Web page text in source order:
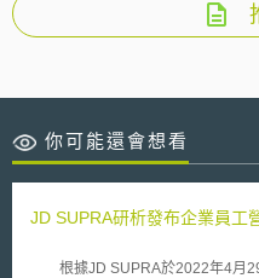
你可能還會想看
JD SUPRA研析發布企業員工
根據JD SUPRA於2022年4月29